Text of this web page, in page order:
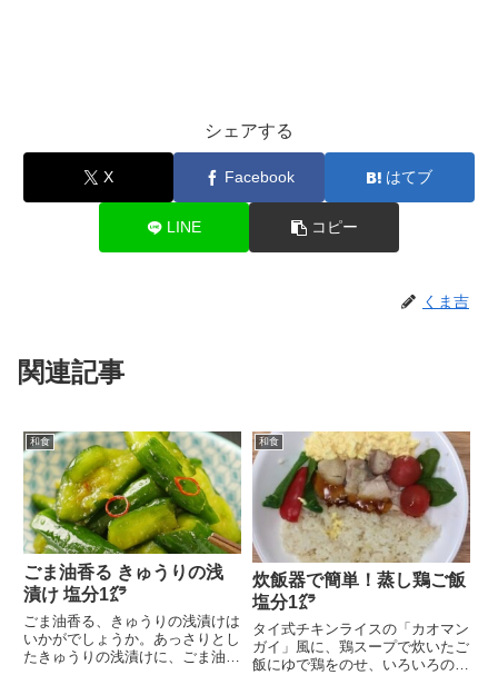
シェアする
X Facebook はてブ
LINE コピー
くま吉
関連記事
和食
ごま油香る きゅうりの浅
漬け 塩分1㌘
ごま油香る、きゅうりの浅漬けは
いかがでしょうか。あっさりとし
たきゅうりの浅漬けに、ごま油の
和食
炊飯器で簡単！蒸し鶏ご飯
塩分1㌘
タイ式チキンライスの「カオマン
ガイ」風に、鶏スープで炊いたご
飯にゆで鶏をのせ、いろいろのタ